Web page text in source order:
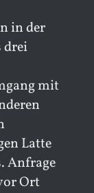
in der
drei
mit
Latte
Anfrage
Ort